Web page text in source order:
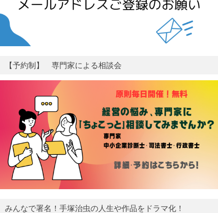
【予約制】 専門家による相談会
みんなで署名！手塚治虫の人生や作品をドラマ化！